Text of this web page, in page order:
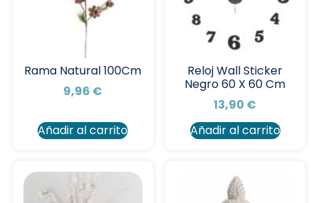
Rama Natural 100Cm
9,96 €
Añadir al carrito
Reloj Wall Sticker
Negro 60 X 60 Cm
13,90 €
Añadir al carrito